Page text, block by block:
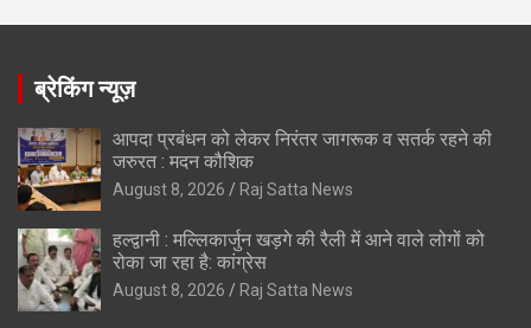
ब्रेकिंग न्यूज़
आपदा प्रबंधन को लेकर निरंतर जागरूक व सतर्क रहने की
जरुरत : मदन कौशिक
August 8, 2026 Raj Satta News
हल्द्वानी : मल्लिकार्जुन खड़गे की रैली में आने वाले लोगों को
रोका जा रहा है: कांग्रेस
August 8, 2026 Raj Satta News